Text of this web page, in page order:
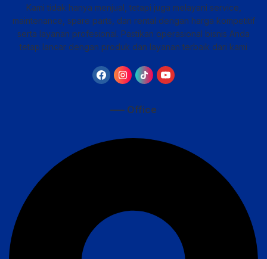
Kami tidak hanya menjual, tetapi juga melayani service,
maintenance, spare parts, dan rental dengan harga kompetitif
serta layanan profesional. Pastikan operasional bisnis Anda
tetap lancar dengan produk dan layanan terbaik dari kami
—– Office